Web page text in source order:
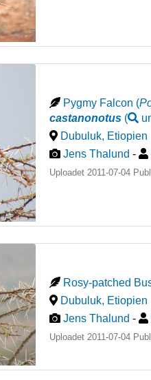
Pygmy Falcon (
castanonotus (
Dubuluk, Etiopien
Jens Thalund -
Uploadet 2011-07-04
Rosy-patched
Dubuluk, Etiopien
Jens Thalund -
Uploadet 2011-07-04